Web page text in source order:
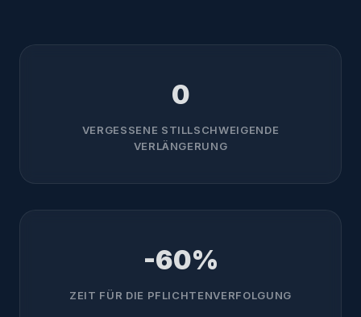
0
VERGESSENE STILLSCHWEIGENDE
VERLÄNGERUNG
-60%
ZEIT FÜR DIE PFLICHTENVERFOLGUNG